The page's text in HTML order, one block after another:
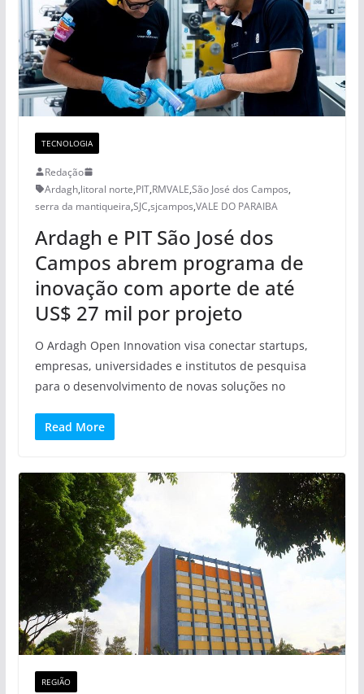
TECNOLOGIA
Redação
Ardagh,litoral norte,PIT,RMVALE,São José dos Campos,
serra da mantiqueira,SJC,sjcampos,VALE DO PARAIBA
Ardagh e PIT São José dos
Campos abrem programa de
inovação com aporte de até
US$ 27 mil por projeto
O Ardagh Open Innovation visa conectar startups,
empresas, universidades e institutos de pesquisa
para o desenvolvimento de novas soluções no
Read More
REGIÃO